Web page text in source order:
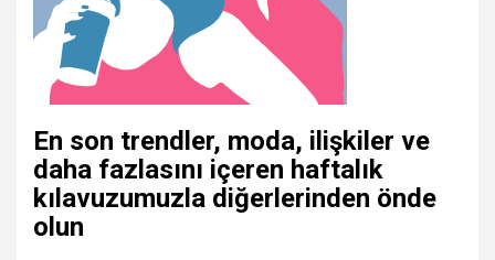
En son trendler, moda, ilişkiler ve
daha fazlasını içeren haftalık
kılavuzumuzla diğerlerinden önde
olun